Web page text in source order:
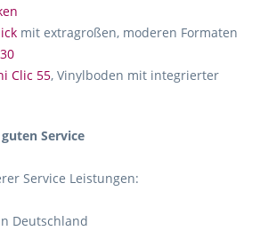
mit extragroßen, moderen Formaten
Clic 55, Vinylboden mit integrierter
Service
Service Leistungen:
Deutschland